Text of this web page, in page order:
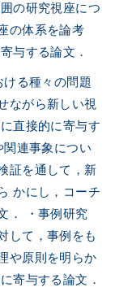
の研究視座につ
の体系を論考
与する論文．
る種々の問題
ながら新しい視
直接的に寄与す
連事象につい
証を通して，新
かにし，コーチ
． ・事例研究
して，事例をも
や原則を明らか
寄与する論文．